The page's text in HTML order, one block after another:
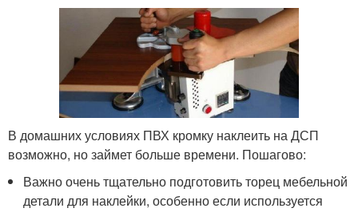
В домашних условиях ПВХ кромку наклеить на ДСП
возможно, но займет больше времени. Пошагово:
Важно очень тщательно подготовить торец мебельной
детали для наклейки, особенно если используется